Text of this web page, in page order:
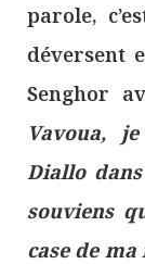
parole,
déversent
Senghor
Vavoua,
Diallo
souviens
case de